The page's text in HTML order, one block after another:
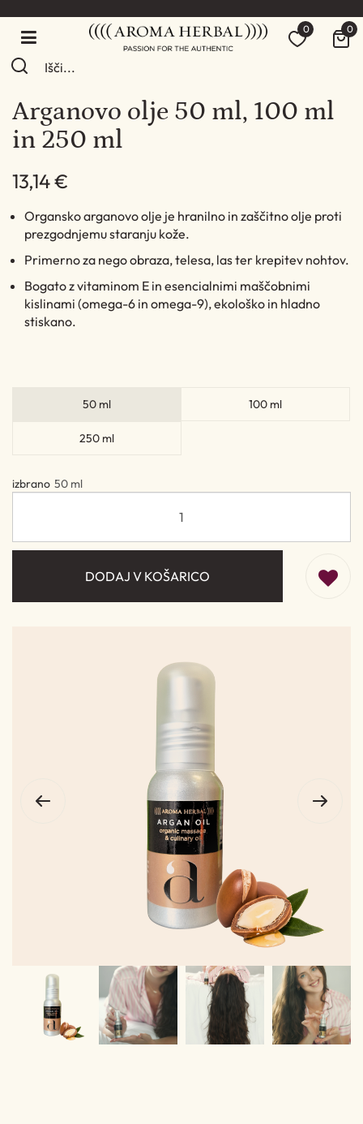
0 0
Arganovo olje 50 ml, 100 ml
in 250 ml
13,14 €
Organsko arganovo olje je hranilno in zaščitno olje proti
prezgodnjemu staranju kože.
Primerno za nego obraza, telesa, las ter krepitev nohtov.
Bogato z vitaminom E in esencialnimi maščobnimi
kislinami (omega-6 in omega-9), ekološko in hladno
stiskano.
50 ml 100 ml
250 ml
izbrano 50 ml
DODAJ V KOŠARICO